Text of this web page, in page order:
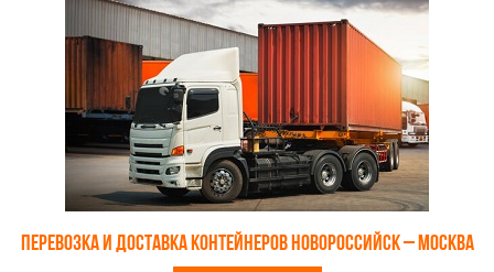
Перевозка и доставка контейнеров Новороссийск – Москва